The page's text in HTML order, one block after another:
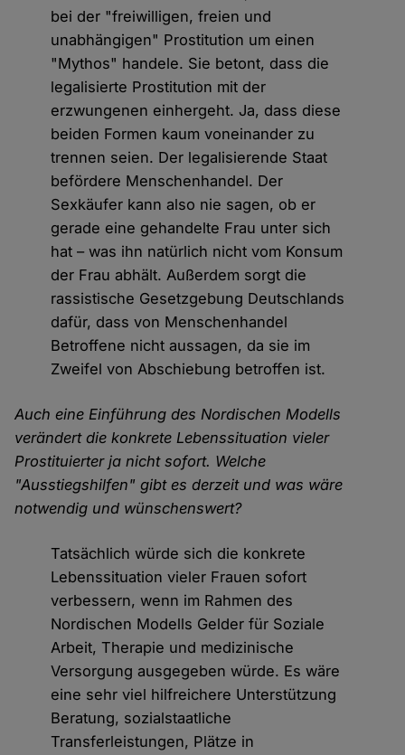
bei der "freiwilligen, freien und
unabhängigen" Prostitution um einen
"Mythos" handele. Sie betont, dass die
legalisierte Prostitution mit der
erzwungenen einhergeht. Ja, dass diese
beiden Formen kaum voneinander zu
trennen seien. Der legalisierende Staat
befördere Menschenhandel. Der
Sexkäufer kann also nie sagen, ob er
gerade eine gehandelte Frau unter sich
hat – was ihn natürlich nicht vom Konsum
der Frau abhält. Außerdem sorgt die
rassistische Gesetzgebung Deutschlands
dafür, dass von Menschenhandel
Betroffene nicht aussagen, da sie im
Zweifel von Abschiebung betroffen ist.
Auch eine Einführung des Nordischen Modells
verändert die konkrete Lebenssituation vieler
Prostituierter ja nicht sofort. Welche
"Ausstiegshilfen" gibt es derzeit und was wäre
notwendig und wünschenswert?
Tatsächlich würde sich die konkrete
Lebenssituation vieler Frauen sofort
verbessern, wenn im Rahmen des
Nordischen Modells Gelder für Soziale
Arbeit, Therapie und medizinische
Versorgung ausgegeben würde. Es wäre
eine sehr viel hilfreichere Unterstützung
Beratung, sozialstaatliche
Transferleistungen, Plätze in